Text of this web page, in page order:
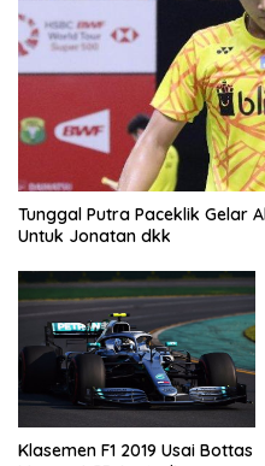
Tunggal Putra Paceklik Gelar
Untuk Jonatan dkk
Klasemen F1 2019 Usai Bottas